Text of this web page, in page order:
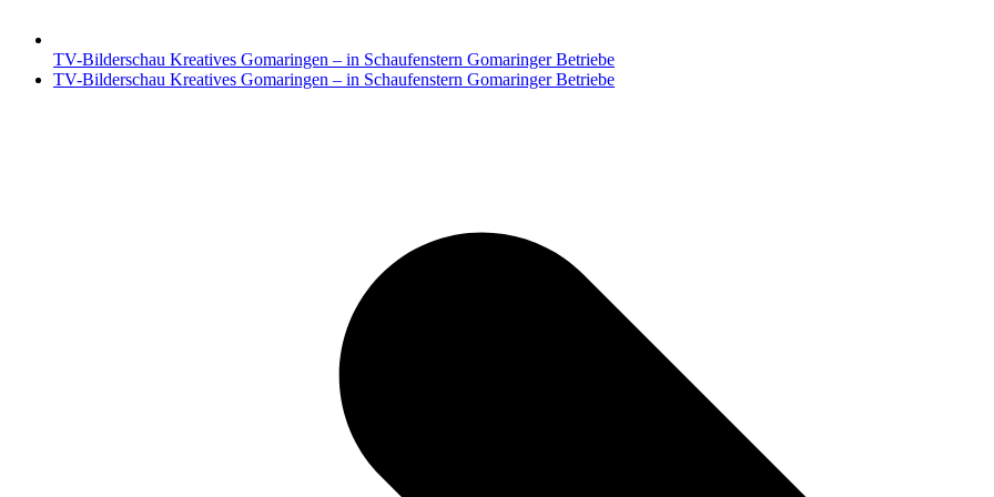
TV-Bilderschau Kreatives Gomaringen – in Schaufenstern Gomaringer Betriebe
Nächster
TV-Bilderschau Kreatives Gomaringen – in Schaufenstern Gomaringer Betriebe